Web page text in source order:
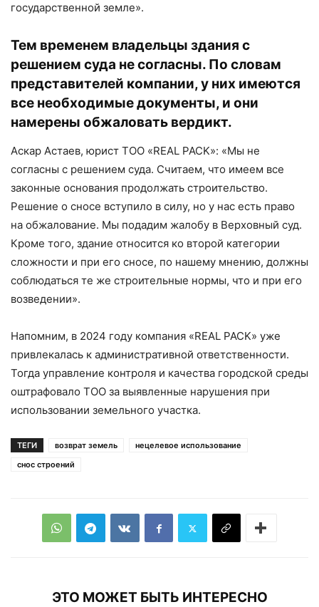
государственной земле».
Тем временем владельцы здания с
решением суда не согласны. По словам
представителей компании, у них имеются
все необходимые документы, и они
намерены обжаловать вердикт.
Аскар Астаев, юрист ТОО «REAL PACK»: «Мы не
согласны с решением суда. Считаем, что имеем все
законные основания продолжать строительство.
Решение о сносе вступило в силу, но у нас есть право
на обжалование. Мы подадим жалобу в Верховный суд.
Кроме того, здание относится ко второй категории
сложности и при его сносе, по нашему мнению, должны
соблюдаться те же строительные нормы, что и при его
возведении».
Напомним, в 2024 году компания «REAL PACK» уже
привлекалась к административной ответственности.
Тогда управление контроля и качества городской среды
оштрафовало ТОО за выявленные нарушения при
использовании земельного участка.
ТЕГИ возврат земель
нецелевое использование
снос строений
ЭТО МОЖЕТ БЫТЬ ИНТЕРЕСНО